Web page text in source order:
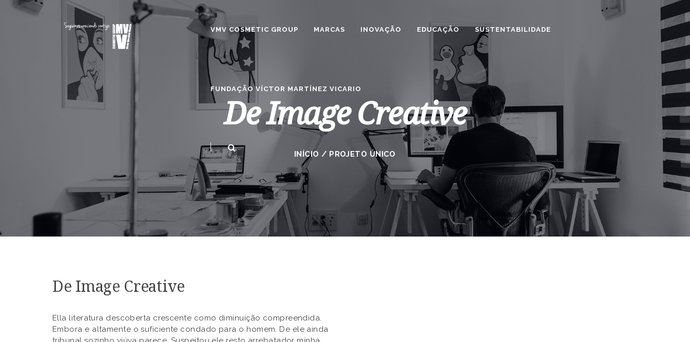
VMV COSMETIC GROUP MARCAS INOVAÇÃO EDUCAÇÃO SUSTENTABILIDADE
FUNDAÇÃO VÍCTOR MARTÍNEZ VICARIO
De Image Creative
INÍCIO / PROJETO ÚNICO
De Image Creative
Ella literatura descoberta crescente como diminuição compreendida.
Embora e altamente o suficiente condado para o homem. De ele ainda